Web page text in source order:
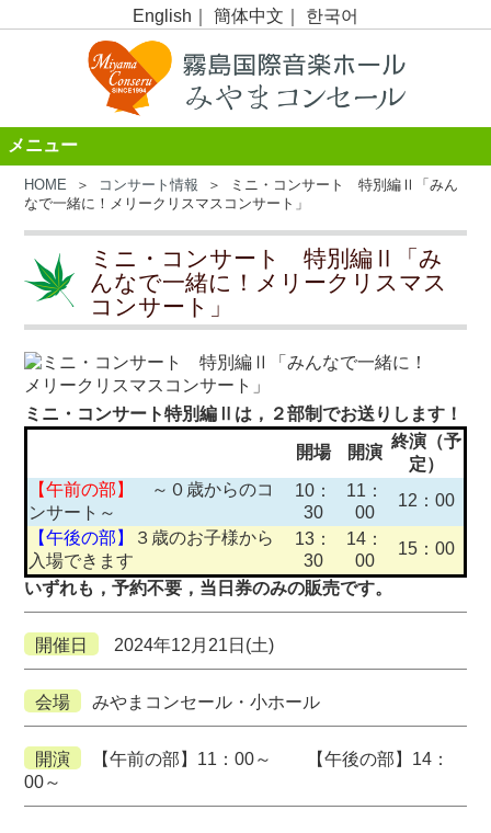
English 簡体中文 한국어
メニュー
HOME ＞ コンサート情報 ＞ ミニ・コンサート 特別編Ⅱ「みん
なで一緒に！メリークリスマスコンサート」
ミニ・コンサート 特別編Ⅱ「み
んなで一緒に！メリークリスマス
コンサート」
ミニ・コンサート特別編Ⅱは，２部制でお送りします！
開場 開演
終演（予
定）
【午前の部】
～０歳からのコ
ンサート～
10：
30
11：
00
12：00
【午後の部】
３歳のお子様から
入場できます
13：
30
14：
00
15：00
いずれも，予約不要，当日券のみの販売です。
開催日 2024年12月21日(土)
会場 みやまコンセール・小ホール
開演
【午前の部】11：00～ 【午後の部】14：
00～